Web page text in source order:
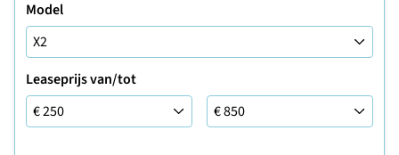
Model
Leaseprijs van/tot
Leaseprijs tot